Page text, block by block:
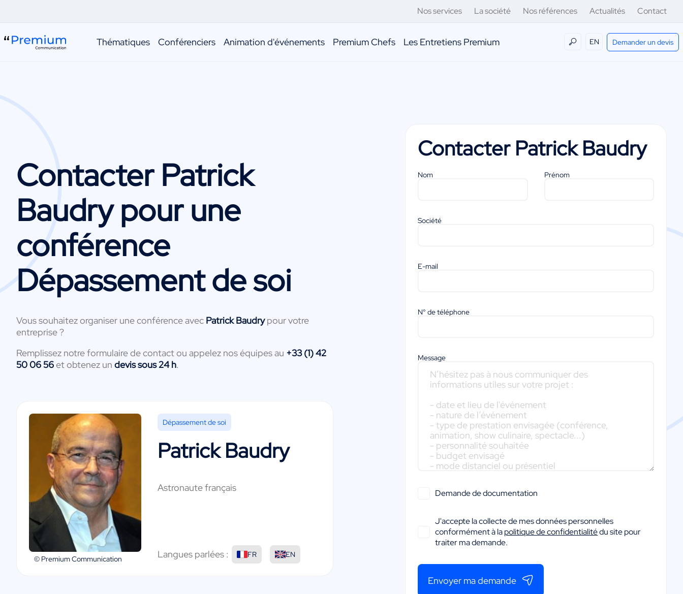
Nos services La société Nos références Actualités Contact
Thématiques Conférenciers Animation d'événements Premium Chefs Les Entretiens Premium EN Demander un devis
Contacter Patrick
Baudrypour une
conférence
Dépassement de soi
Vous souhaitez organiser une conférence avec Patrick Baudrypour votre
entreprise ?
Remplissez notre formulaire de contact ou appelez nos équipes au +33 (1) 42
50 06 56et obtenez un devis sous 24 h.
© Premium Communication
Dépassement de soi
Patrick Baudry
Astronaute français
Langues parlées : FR EN
Contacter Patrick Baudry
Nom Prénom
Société
E-mail
N° de téléphone
Message
Demande de documentation
J'accepte la collecte de mes données personnelles
conformément à lapolitique de confidentialitédu site pour
traiter ma demande.
Envoyer ma demande